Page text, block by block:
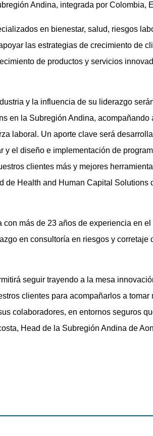
Andina, integrada por Colombia,
en bienestar, salud, riesgos
las estrategias de crecimiento de
de productos y servicios
y la influencia de su liderazgo
en la Subregión Andina, acompañando
laboral. Un aporte clave será
y el diseño e implementación de
clientes más y mejores
de Health and Human Capital Solutions
más de 23 años de experiencia en
en consultoría en riesgos y corretaje
seguir trayendo a la mesa
clientes para acompañarlos a
colaboradores, en entornos seguros
Head de la Subregión Andina de